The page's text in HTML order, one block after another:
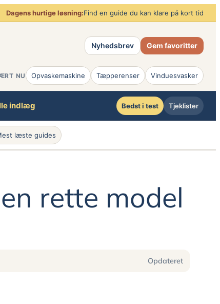
Dagens hurtige løsning:Find en guide du kan klare på kort tid
Nyhedsbrev Gem favoritter
NU Opvaskemaskine Tæpperenser Vinduesvasker
indlæg Bedst i test Tjeklister
læste guides
rette model
Opdateret